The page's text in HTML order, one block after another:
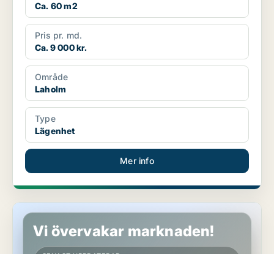
Ca. 60 m2
Pris pr. md.
Ca. 9 000 kr.
Område
Laholm
Type
Lägenhet
Mer info
Lägenhet i Laholm
Vi övervakar marknaden!